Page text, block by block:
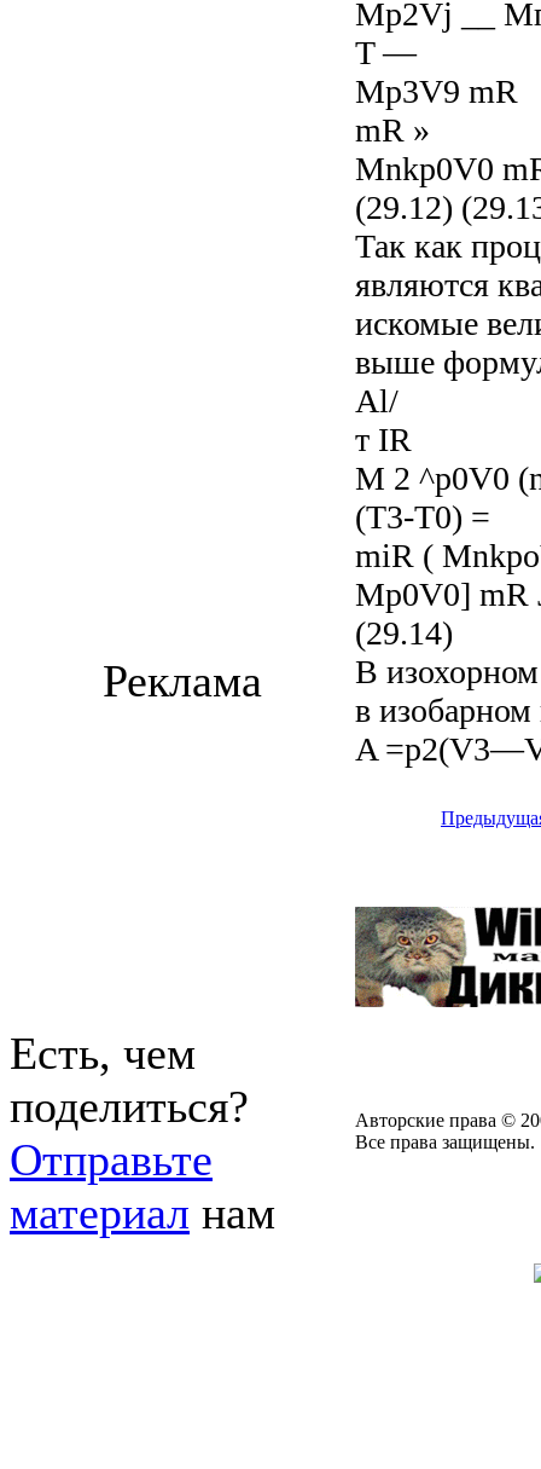
Mp2Vj __
T —
Mp3V9 mR
mR »
Mnkp0V0
(29.12)
Так как
являются
искомые
выше
Al/
т IR
M 2 ^p0V0
(T3-T0) =
miR (
Mp0V0] mR
(29.14)
В
в изобарном
A
Реклама
Есть, чем
поделиться?
Отправьте
материал нам
Авторские права ©
Все права защищены.